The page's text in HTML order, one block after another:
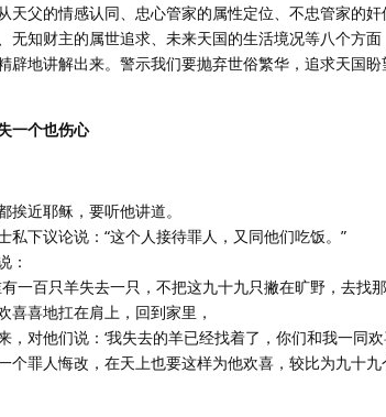
天父的情感认同、忠心管家的属性定位、不忠管家的
无知财主的属世追求、未来天国的生活境况等八个方
辟地讲解出来。警示我们要抛弃世俗繁华，追求天国盼
一个也伤心
挨近耶稣，要听他讲道。
私下议论说：“这个人接待罪人，又同他们吃饭。”
：
有一百只羊失去一只，不把这九十九只撇在旷野，去找
喜喜地扛在肩上，回到家里，
，对他们说：‘我失去的羊已经找着了，你们和我一同欢
个罪人悔改，在天上也要这样为他欢喜，较比为九十